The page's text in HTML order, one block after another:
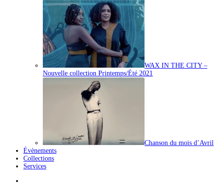
WAX IN THE CITY –
Nouvelle collection Printemps/Été 2021
Chanson du mois d’Avril
Évènements
Collections
Services